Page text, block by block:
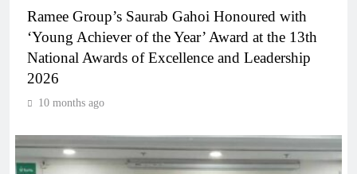
Ramee Group’s Saurab Gahoi Honoured with
‘Young Achiever of the Year’ Award at the 13th
National Awards of Excellence and Leadership
2026
10 months ago